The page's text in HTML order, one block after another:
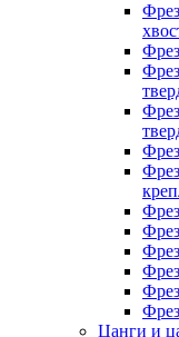
Цанги и